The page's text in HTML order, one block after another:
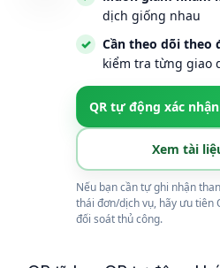
dịch giống nhau
Cần theo dõi theo
kiểm tra từng giao
QR tự động xác
Xem tài
Nếu bạn cần tự ghi nhận
thái đơn/dịch vụ, hãy ưu tiên
đối soát thủ công.